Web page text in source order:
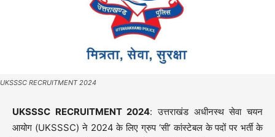
UKSSSC RECRUITMENT 2024
UKSSSC RECRUITMENT 2024: उत्तराखंड अधीनस्थ सेवा चयन
आयोग (UKSSSC) ने 2024 के लिए ग्रुप ‘सी’ कांस्टेबल के पदों पर भर्ती के